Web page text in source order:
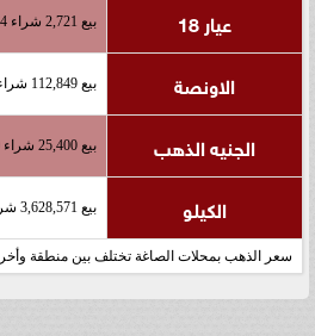
عيار 18 بيع 2,721 شراء 2,764
الاونصة بيع 112,849 شراء 114,626
الجنيه الذهب بيع 25,400 شراء 25,800
الكيلو بيع 3,628,571 شراء 3,685,714
سعر الذهب بمحلات الصاغة تختلف بين منطقة